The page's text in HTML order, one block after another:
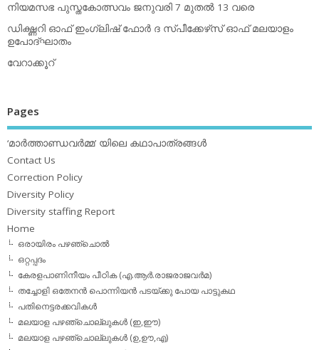
നിയമസഭ പുസ്തകോത്സവം ജനുവരി 7 മുതല്‍ 13 വരെ
ഡിക്ഷ്ണറി ഓഫ് ഇംഗ്ലിഷ് ഫോര്‍ ദ സ്പീക്കേഴ്‌സ് ഓഫ് മലയാളം
ഉപോദ്ഘാതം
വേറാക്കൂറ്
Pages
‘മാര്‍ത്താണ്ഡവര്‍മ്മ’ യിലെ കഥാപാത്രങ്ങള്‍
Contact Us
Correction Policy
Diversity Policy
Diversity staffing Report
Home
ഒരായിരം പഴഞ്ചൊല്‍
ഒറ്റപ്പദം
കേരളപാണിനീയം പീഠിക (എ.ആര്‍.രാജരാജവര്‍മ)
തച്ചോളി ഒതേനൻ പൊന്നിയൻ പടയ്‌ക്കു പോയ പാട്ടുകഥ
പതിനെട്ടരക്കവികള്‍
മലയാള പഴഞ്ചൊല്ലുകള്‍ (ഇ,ഈ)
മലയാള പഴഞ്ചൊല്ലുകള്‍ (ഉ,ഊ,എ)